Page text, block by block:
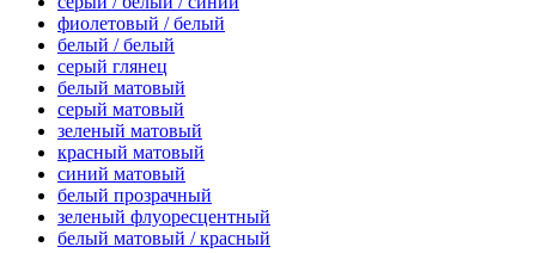
фиолетовый / белый
белый / белый
серый глянец
белый матовый
серый матовый
зеленый матовый
красный матовый
синий матовый
белый прозрачный
зеленый флуоресцентный
белый матовый / красный